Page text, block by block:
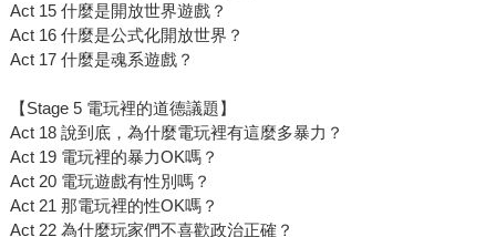
Act 15 什麼是開放世界遊戲？
Act 16 什麼是公式化開放世界？
Act 17 什麼是魂系遊戲？
【Stage 5 電玩裡的道德議題】
Act 18 說到底，為什麼電玩裡有這麼多暴力？
Act 19 電玩裡的暴力OK嗎？
Act 20 電玩遊戲有性別嗎？
Act 21 那電玩裡的性OK嗎？
Act 22 為什麼玩家們不喜歡政治正確？